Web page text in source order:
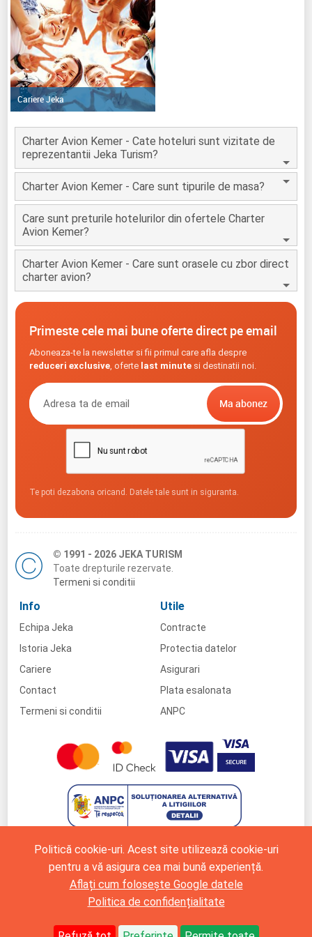
Politică cookie-uri. Acest site utilizează cookie-uri
pentru a vă asigura cea mai bună experiență.
Aflați cum folosește Google datele
Politica de confidențialitate
Cariere Jeka
Charter Avion Kemer - Cate hoteluri sunt vizitate de
reprezentantii Jeka Turism?
Charter Avion Kemer - Care sunt tipurile de masa?
Care sunt preturile hotelurilor din ofertele Charter
Avion Kemer?
Charter Avion Kemer - Care sunt orasele cu zbor direct
charter avion?
Primeste cele mai bune oferte direct pe email
Aboneaza-te la newsletter si fii primul care afla despre
reduceri exclusive, oferte last minutesi destinatii noi.
Te poti dezabona oricand. Datele tale sunt in siguranta.
© 1991 - 2026 JEKA TURISM
Toate drepturile rezervate.
Termeni si conditii
Info
Echipa Jeka
Istoria Jeka
Cariere
Contact
Termeni si conditii
Utile
Contracte
Protectia datelor
Asigurari
Plata esalonata
ANPC